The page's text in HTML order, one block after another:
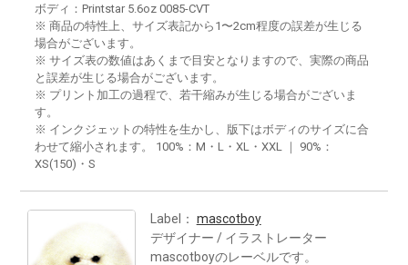
ボディ：Printstar 5.6oz 0085-CVT
※ 商品の特性上、サイズ表記から1〜2cm程度の誤差が生じる
場合がございます。
※ サイズ表の数値はあくまで目安となりますので、実際の商品
と誤差が生じる場合がございます。
※ プリント加工の過程で、若干縮みが生じる場合がございま
す。
※ インクジェットの特性を生かし、版下はボディのサイズに合
わせて縮小されます。 100%：M・L・XL・XXL ｜ 90%：
XS(150)・S
Label： mascotboy
デザイナー / イラストレーター
mascotboyのレーベルです。